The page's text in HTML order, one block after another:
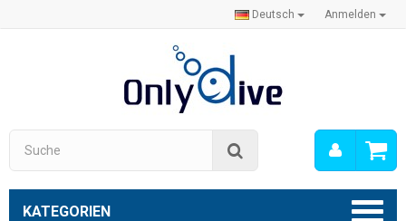
Anmelden
Deutsch
Mein
Konto
KATEGORIEN